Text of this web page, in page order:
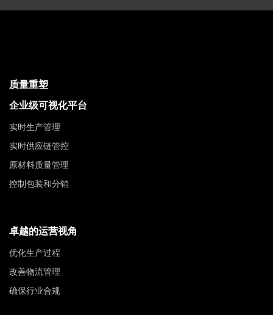
质量重塑
企业级可视化平台
实时生产管理
实时供应链管控
原材料质量管理
控制包装和分销
卓越的运营视角
优化生产过程
改善物流管理
确保行业合规